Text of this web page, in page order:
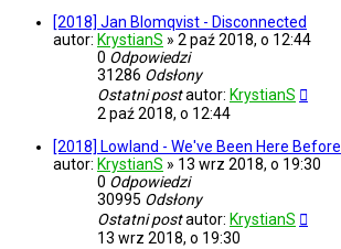
[2018] Jan Blomqvist - Disconnected
autor: KrystianS » 2 paź 2018, o 12:44
0 Odpowiedzi
31286 Odsłony
Ostatni postautor: KrystianS
2 paź 2018, o 12:44
[2018] Lowland - We've Been Here Before
autor: KrystianS » 13 wrz 2018, o 19:30
0 Odpowiedzi
30995 Odsłony
Ostatni postautor: KrystianS
13 wrz 2018, o 19:30